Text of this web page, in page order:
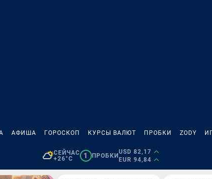
АФИША ГОРОСКОП КУРСЫ ВАЛЮТ ПРОБКИ ZODY
СЕЙЧАС
+26°C
1 ПРОБКИ
USD 82,17
EUR 94,84